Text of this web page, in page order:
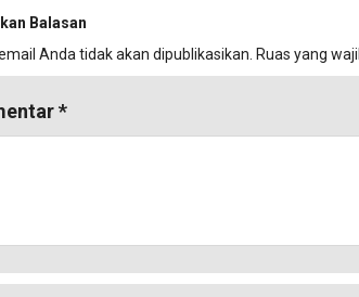
Balasan
Anda tidak akan dipublikasikan. Ruas yang
*